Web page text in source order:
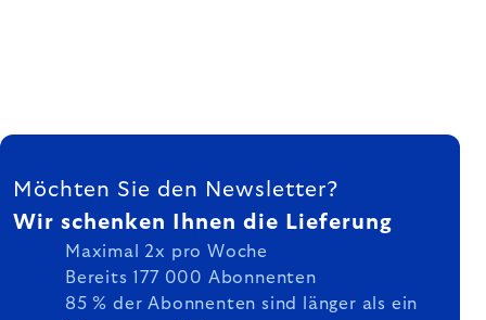
FUSSZEILE
Möchten Sie den Newsletter?
Wir schenken Ihnen die Lieferung
Maximal 2x pro Woche
Bereits 177 000 Abonnenten
85 % der Abonnenten sind länger als ein